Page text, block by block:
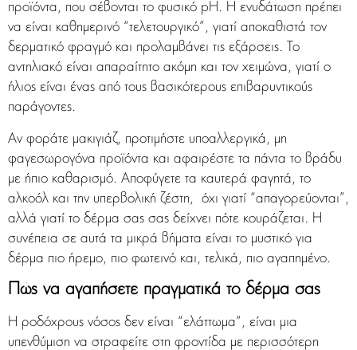
προϊόντα, που σέβονται το φυσικό pH. Η ενυδάτωση πρέπει
να είναι καθημερινό “τελετουργικό”, γιατί αποκαθιστά τον
δερματικό φραγμό και προλαμβάνει τις εξάρσεις. Το
αντηλιακό είναι απαραίτητο ακόμη και τον χειμώνα, γιατί ο
ήλιος είναι ένας από τους βασικότερους επιβαρυντικούς
παράγοντες.
Αν φοράτε μακιγιάζ, προτιμήστε υποαλλεργικά, μη
φαγεσωρογόνα προϊόντα και αφαιρέστε τα πάντα το βράδυ
με ήπιο καθαρισμό. Αποφύγετε τα καυτερά φαγητά, το
αλκοόλ και την υπερβολική ζέστη, όχι γιατί “απαγορεύονται”,
αλλά γιατί το δέρμα σας σας δείχνει πότε κουράζεται. Η
συνέπεια σε αυτά τα μικρά βήματα είναι το μυστικό για
δέρμα πιο ήρεμο, πιο φωτεινό και, τελικά, πιο αγαπημένο.
Πώς να αγαπήσετε πραγματικά το δέρμα σας
Η ροδόχρους νόσος δεν είναι “ελάττωμα”, είναι μια
υπενθύμιση να στραφείτε στη φροντίδα με περισσότερη